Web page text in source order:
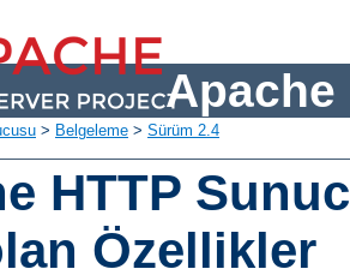
Apache
> Belgeleme > Sürüm 2.4
HTTP
Özellikler